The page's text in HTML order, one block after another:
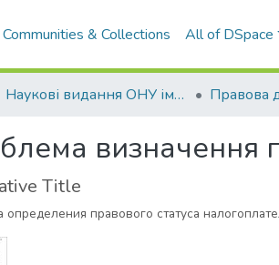
Communities & Collections All of DSpace
Наукові видання ОНУ імені І. І. Мечникова Правова
визначення
Title
правового статуса